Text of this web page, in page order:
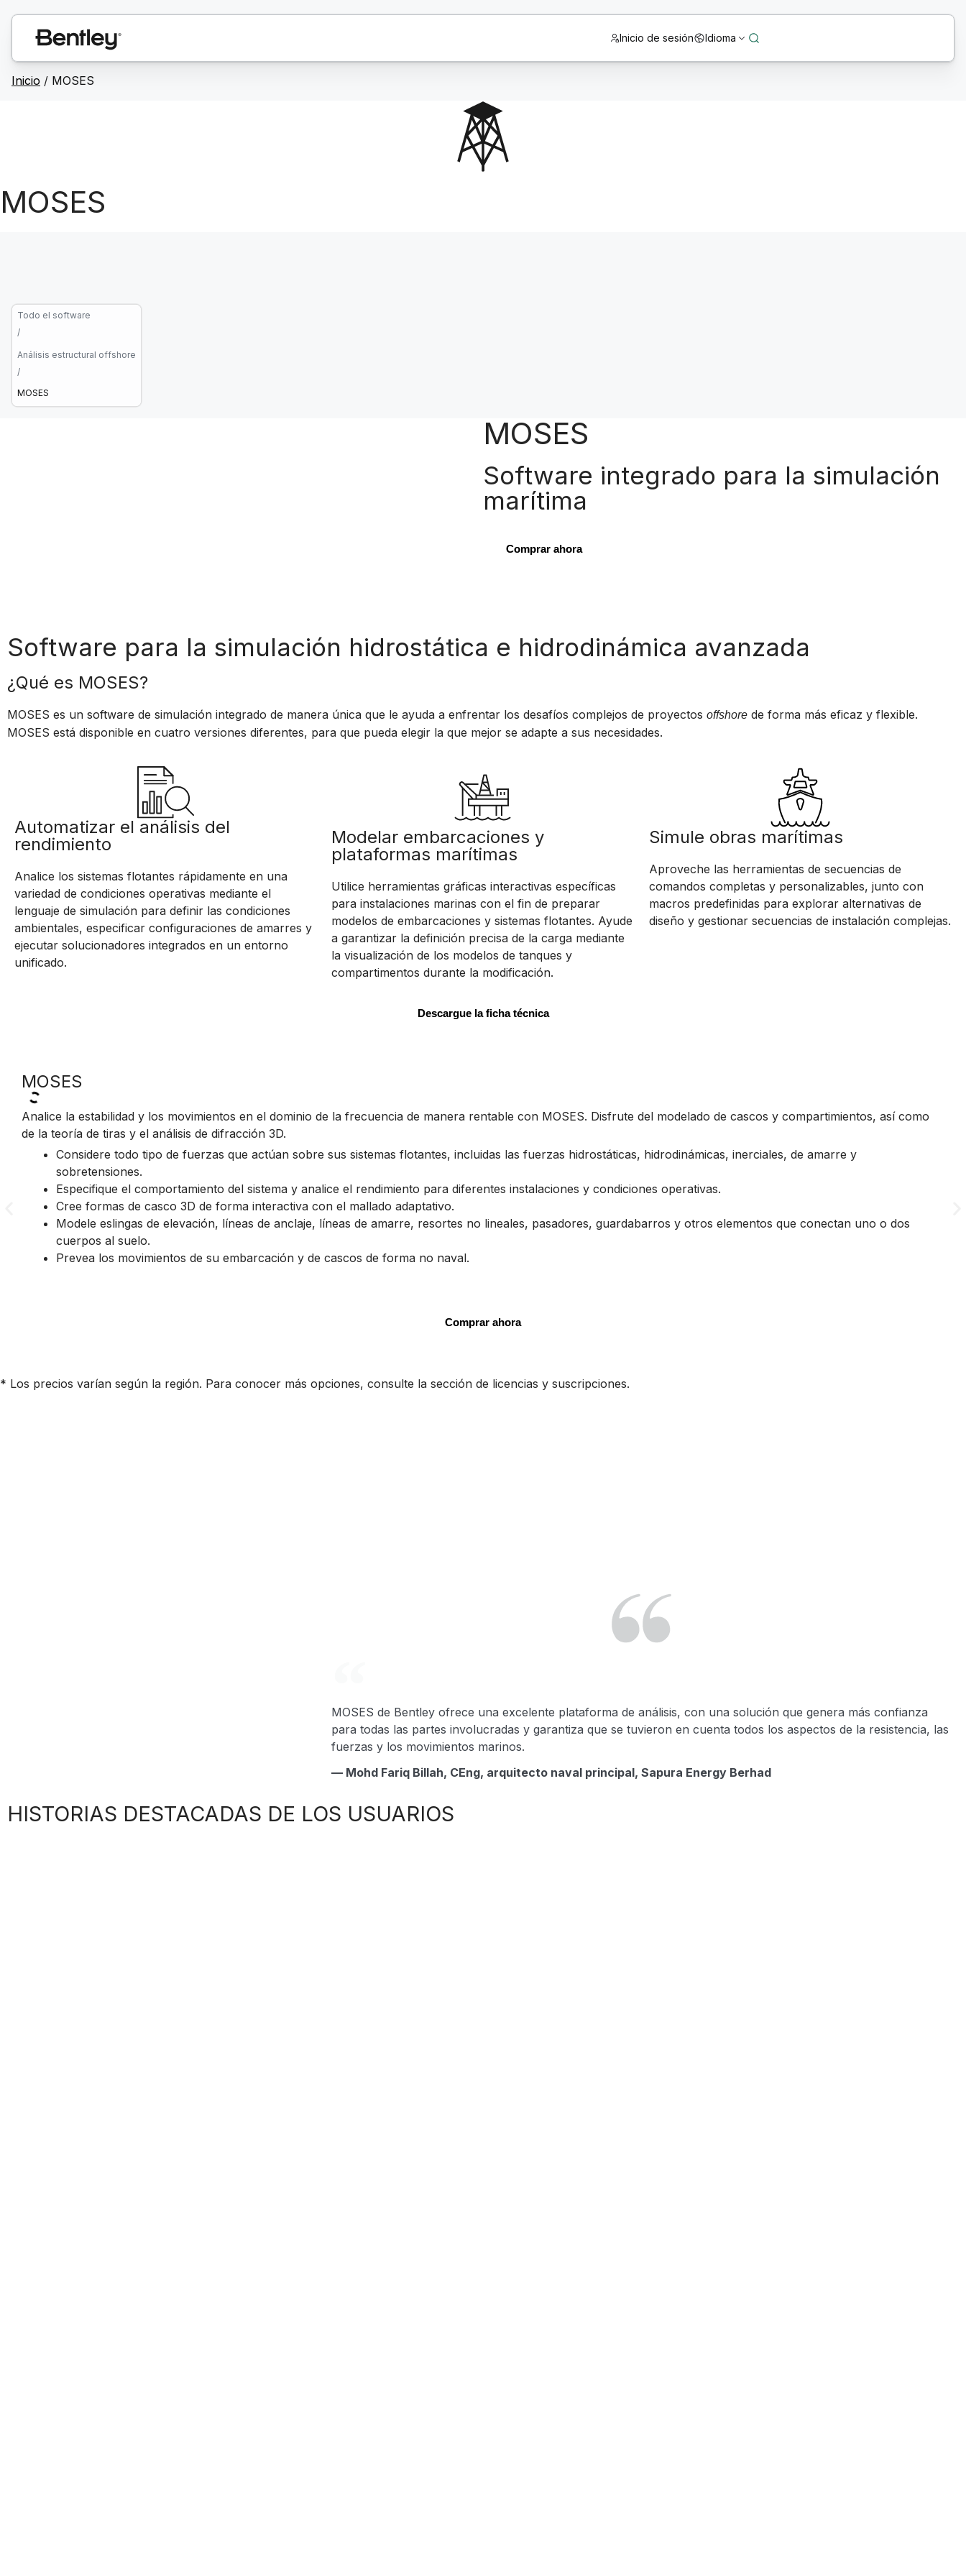
Inicio de sesión Idioma
Inicio / MOSES
MOSES
Todo el software
/
Análisis estructural offshore
/
MOSES
MOSES
Software integrado para la simulación
marítima
Comprar ahora
Software para la simulación hidrostática e hidrodinámica avanzada
¿Qué es MOSES?
MOSES es un software de simulación integrado de manera única que le ayuda a enfrentar los desafíos complejos de proyectos offshore de forma más eficaz y flexible.
MOSES está disponible en cuatro versiones diferentes, para que pueda elegir la que mejor se adapte a sus necesidades.
Automatizar el análisis del
rendimiento
Analice los sistemas flotantes rápidamente en una
variedad de condiciones operativas mediante el
lenguaje de simulación para definir las condiciones
ambientales, especificar configuraciones de amarres y
ejecutar solucionadores integrados en un entorno
unificado.
Modelar embarcaciones y
plataformas marítimas
Utilice herramientas gráficas interactivas específicas
para instalaciones marinas con el fin de preparar
modelos de embarcaciones y sistemas flotantes. Ayude
a garantizar la definición precisa de la carga mediante
la visualización de los modelos de tanques y
compartimentos durante la modificación.
Simule obras marítimas
Aproveche las herramientas de secuencias de
comandos completas y personalizables, junto con
macros predefinidas para explorar alternativas de
diseño y gestionar secuencias de instalación complejas.
Descargue la ficha técnica
MOSES
Analice la estabilidad y los movimientos en el dominio de la frecuencia de manera rentable con MOSES. Disfrute del modelado de cascos y compartimientos, así como
de la teoría de tiras y el análisis de difracción 3D.
Considere todo tipo de fuerzas que actúan sobre sus sistemas flotantes, incluidas las fuerzas hidrostáticas, hidrodinámicas, inerciales, de amarre y
sobretensiones.
Especifique el comportamiento del sistema y analice el rendimiento para diferentes instalaciones y condiciones operativas.
Cree formas de casco 3D de forma interactiva con el mallado adaptativo.
Modele eslingas de elevación, líneas de anclaje, líneas de amarre, resortes no lineales, pasadores, guardabarros y otros elementos que conectan uno o dos
cuerpos al suelo.
Prevea los movimientos de su embarcación y de cascos de forma no naval.
Comprar ahora
* Los precios varían según la región. Para conocer más opciones, consulte la sección de licencias y suscripciones.
MOSES de Bentley ofrece una excelente plataforma de análisis, con una solución que genera más confianza
para todas las partes involucradas y garantiza que se tuvieron en cuenta todos los aspectos de la resistencia, las
fuerzas y los movimientos marinos.
— Mohd Fariq Billah, CEng, arquitecto naval principal, Sapura Energy Berhad
HISTORIAS DESTACADAS DE LOS USUARIOS